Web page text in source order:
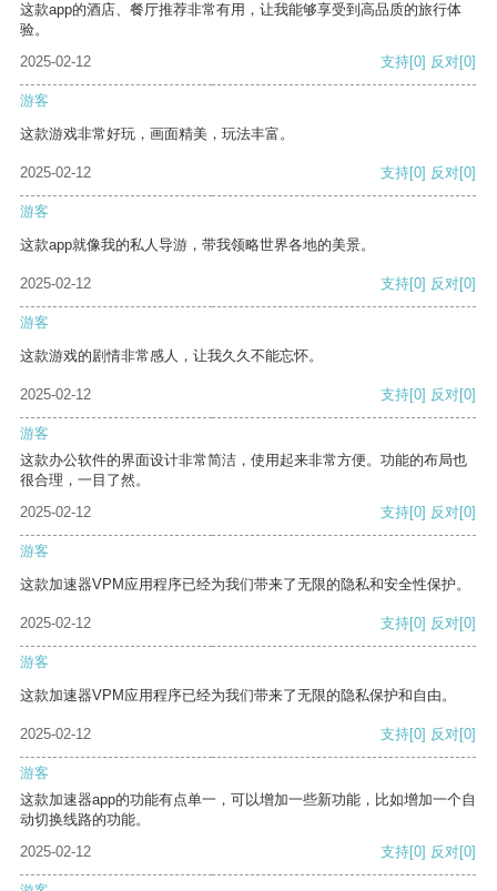
这款app的酒店、餐厅推荐非常有用，让我能够享受到高品质的旅行体
验。
2025-02-12
支持[0] 反对[0]
游客
这款游戏非常好玩，画面精美，玩法丰富。
2025-02-12 支持[0] 反对[0]
游客
这款app就像我的私人导游，带我领略世界各地的美景。
2025-02-12 支持[0] 反对[0]
游客
这款游戏的剧情非常感人，让我久久不能忘怀。
2025-02-12 支持[0] 反对[0]
游客
这款办公软件的界面设计非常简洁，使用起来非常方便。功能的布局也
很合理，一目了然。
2025-02-12
支持[0] 反对[0]
游客
这款加速器VPM应用程序已经为我们带来了无限的隐私和安全性保护。
2025-02-12 支持[0] 反对[0]
游客
这款加速器VPM应用程序已经为我们带来了无限的隐私保护和自由。
2025-02-12 支持[0] 反对[0]
游客
这款加速器app的功能有点单一，可以增加一些新功能，比如增加一个自
动切换线路的功能。
2025-02-12
支持[0] 反对[0]